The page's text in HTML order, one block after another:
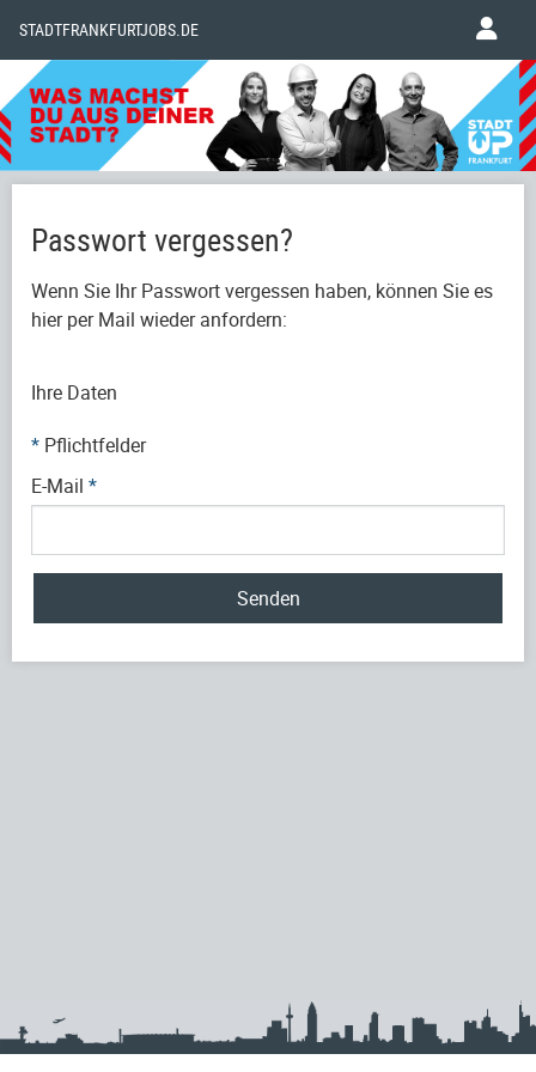
STADTFRANKFURTJOBS.DE
Passwort vergessen?
Wenn Sie Ihr Passwort vergessen haben, können Sie es
hier per Mail wieder anfordern:
Ihre Daten
* Pflichtfelder
E-Mail *
Senden